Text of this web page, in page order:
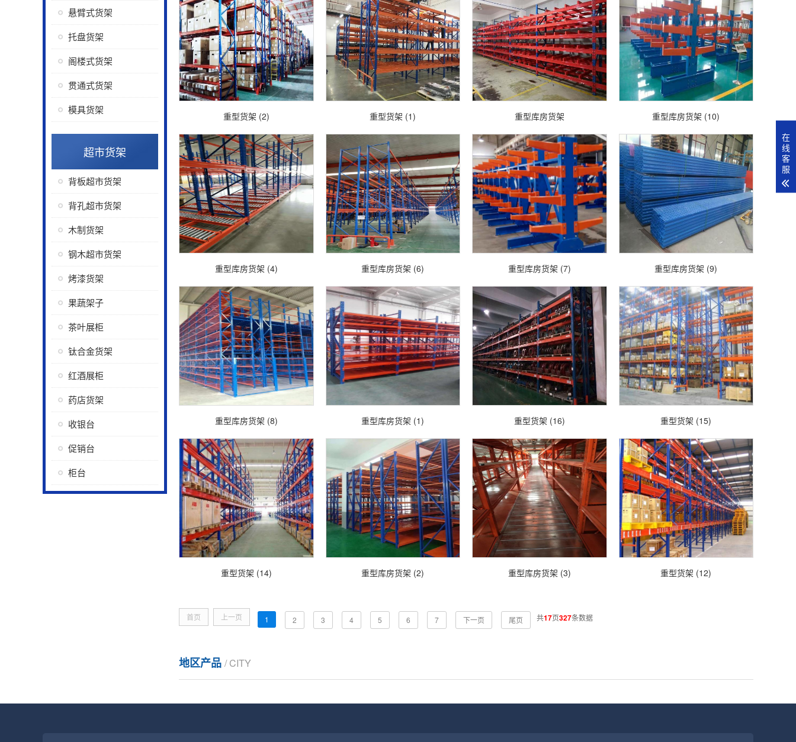
悬臂式货架
托盘货架
阁楼式货架
贯通式货架
模具货架
超市货架
背板超市货架
背孔超市货架
木制货架
钢木超市货架
烤漆货架
果蔬架子
茶叶展柜
钛合金货架
红酒展柜
药店货架
收银台
促销台
柜台
重型货架 (2) 重型货架 (1) 重型库房货架 重型库房货架 (10)
重型库房货架 (4) 重型库房货架 (6) 重型库房货架 (7) 重型库房货架 (9)
重型库房货架 (8) 重型库房货架 (1) 重型货架 (16) 重型货架 (15)
重型货架 (14) 重型库房货架 (2) 重型库房货架 (3) 重型货架 (12)
首页 上一页 1 2 3 4 5 6 7 下一页 尾页 共17页327条数据
地区产品 / CITY
在
线
客
服